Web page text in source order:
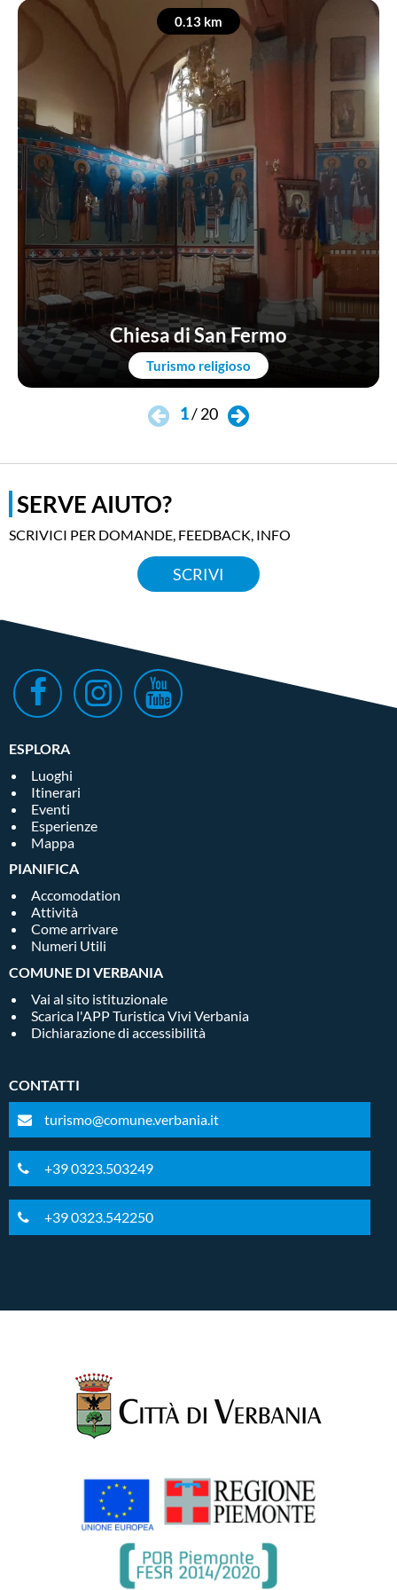
0.13 km
Turismo religioso
Chiesa di San Fermo
1/20
SERVE AIUTO?
SCRIVICI PER DOMANDE, FEEDBACK, INFO
SCRIVI
ESPLORA
Luoghi
Itinerari
Eventi
Esperienze
Mappa
PIANIFICA
Accomodation
Attività
Come arrivare
Numeri Utili
COMUNE DI VERBANIA
Vai al sito istituzionale
Scarica l'APP Turistica Vivi Verbania
Dichiarazione di accessibilità
CONTATTI
turismo@comune.verbania.it
+39 0323.503249
+39 0323.542250